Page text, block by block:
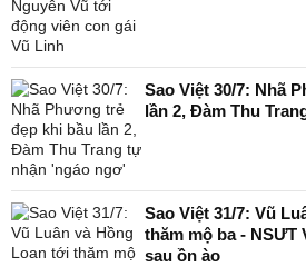
Sao Việt 30/7: Nhã
lần 2, Đàm Thu
Sao Việt 31/7: Vũ
thăm mộ ba -
sau ồn ào